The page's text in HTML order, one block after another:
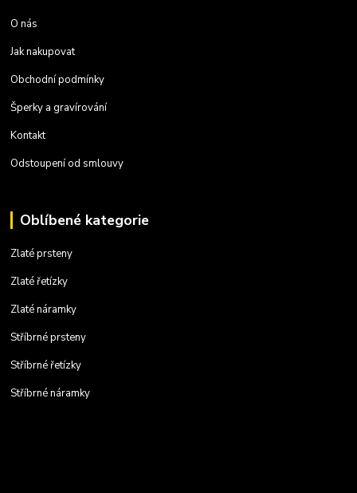
O nás
Jak nakupovat
Obchodní podmínky
Šperky a gravírování
Kontakt
Odstoupení od smlouvy
Oblíbené kategorie
Zlaté prsteny
Zlaté řetízky
Zlaté náramky
Stříbrné prsteny
Stříbrné řetízky
Stříbrné náramky